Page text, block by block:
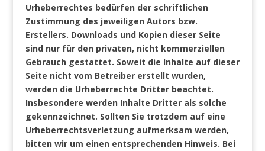
Urheberrechtes bedürfen der schriftlichen
Zustimmung des jeweiligen Autors bzw.
Erstellers. Downloads und Kopien dieser Seite
sind nur für den privaten, nicht kommerziellen
Gebrauch gestattet. Soweit die Inhalte auf dieser
Seite nicht vom Betreiber erstellt wurden,
werden die Urheberrechte Dritter beachtet.
Insbesondere werden Inhalte Dritter als solche
gekennzeichnet. Sollten Sie trotzdem auf eine
Urheberrechtsverletzung aufmerksam werden,
bitten wir um einen entsprechenden Hinweis. Bei